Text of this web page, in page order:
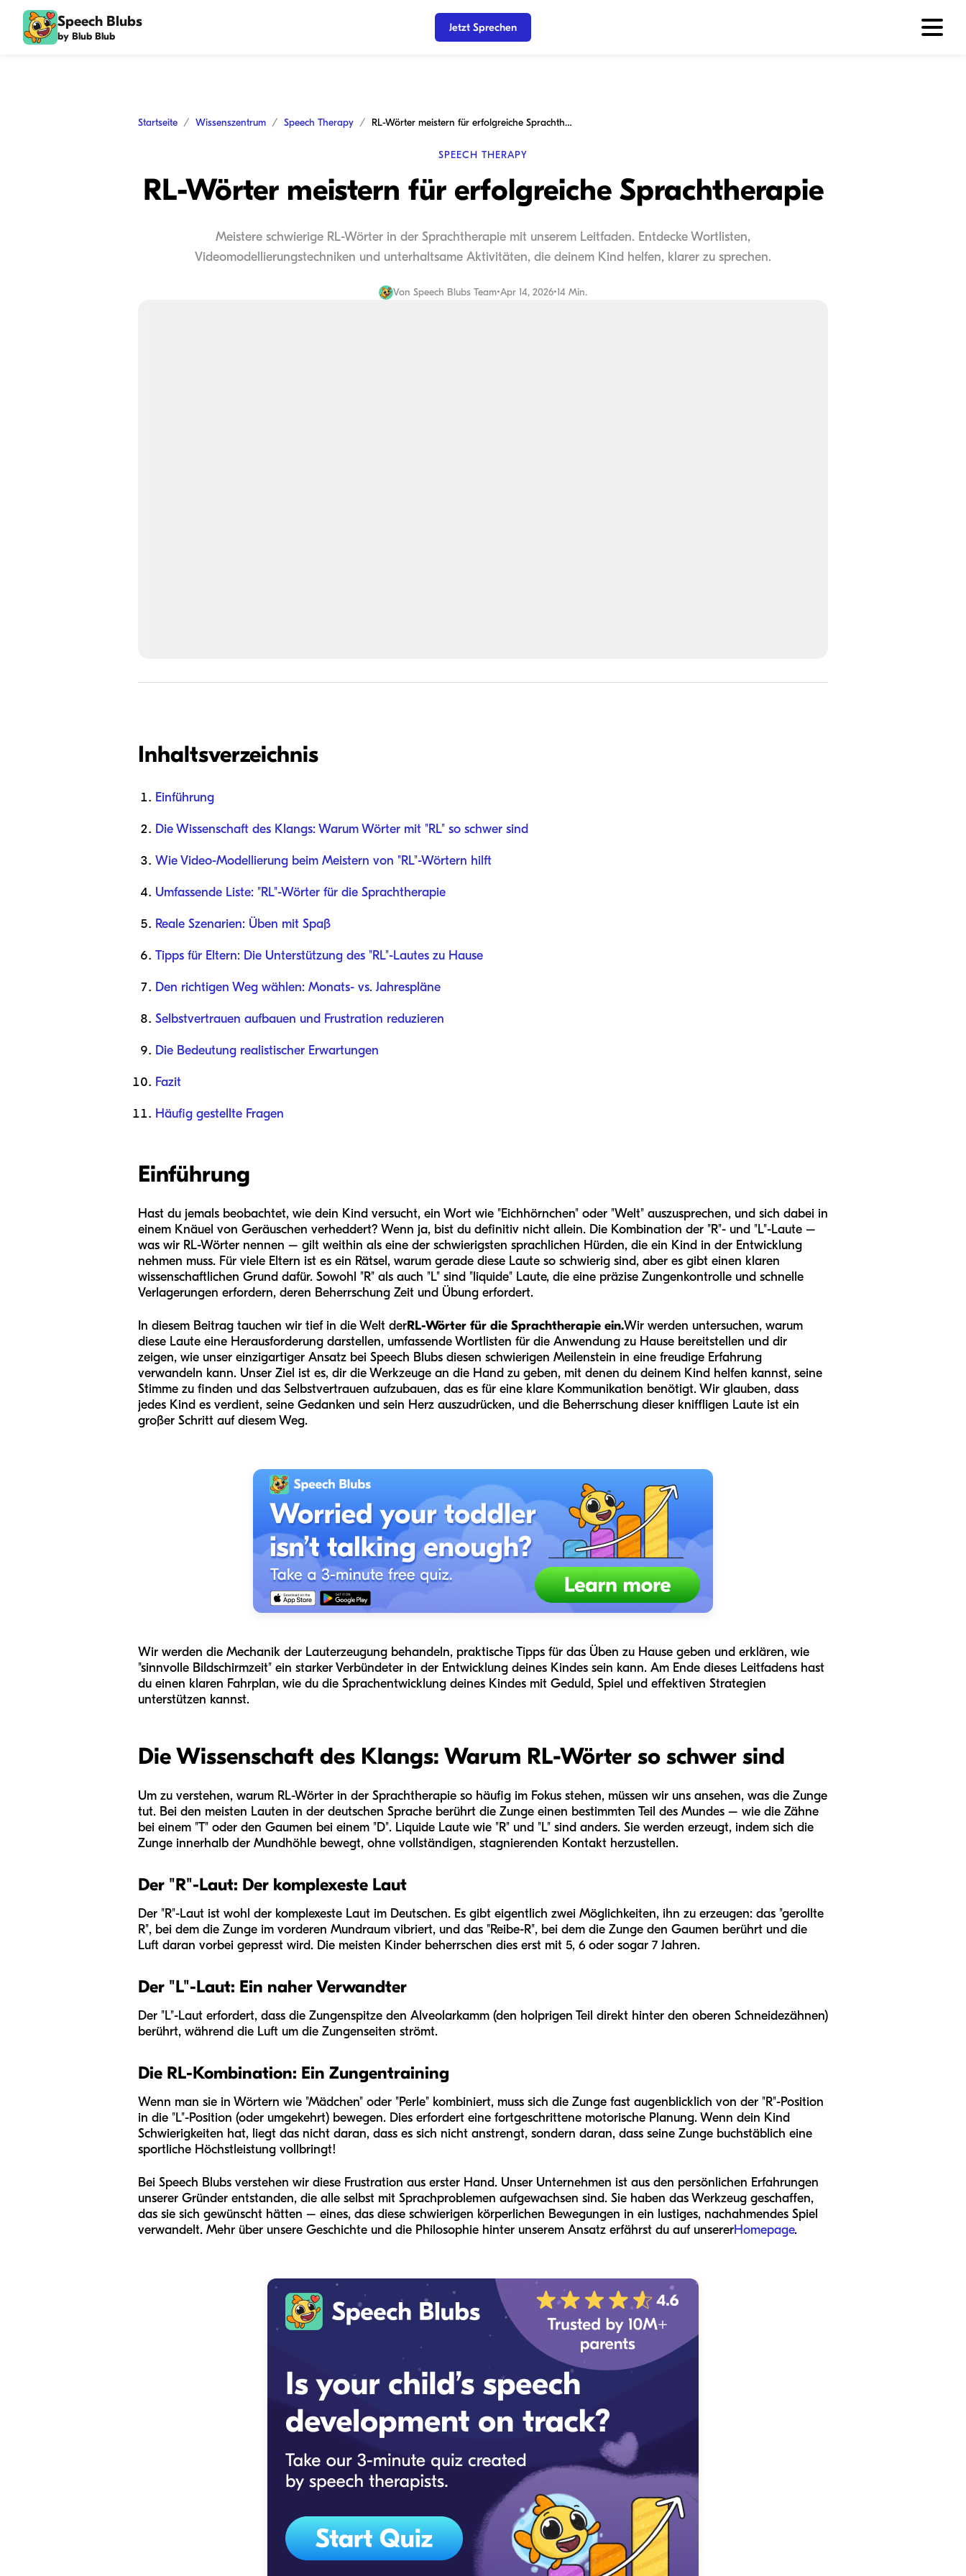
Speech Blubs
by Blub Blub
Jetzt Sprechen
Startseite Wissenszentrum Speech Therapy RL-Wörter meistern für erfolgreiche Sprachtherapie
SPEECH THERAPY
RL-Wörter meistern für erfolgreiche Sprachtherapie
Meistere schwierige RL-Wörter in der Sprachtherapie mit unserem Leitfaden. Entdecke Wortlisten,
Videomodellierungstechniken und unterhaltsame Aktivitäten, die deinem Kind helfen, klarer zu sprechen.
Von Speech Blubs Team•Apr 14, 2026•14 Min.
Inhaltsverzeichnis
Einführung
Die Wissenschaft des Klangs: Warum Wörter mit "RL" so schwer sind
Wie Video-Modellierung beim Meistern von "RL"-Wörtern hilft
Umfassende Liste: "RL"-Wörter für die Sprachtherapie
Reale Szenarien: Üben mit Spaß
Tipps für Eltern: Die Unterstützung des "RL"-Lautes zu Hause
Den richtigen Weg wählen: Monats- vs. Jahrespläne
Selbstvertrauen aufbauen und Frustration reduzieren
Die Bedeutung realistischer Erwartungen
Fazit
Häufig gestellte Fragen
Einführung
Hast du jemals beobachtet, wie dein Kind versucht, ein Wort wie "Eichhörnchen" oder "Welt" auszusprechen, und sich dabei in
einem Knäuel von Geräuschen verheddert? Wenn ja, bist du definitiv nicht allein. Die Kombination der "R"- und "L"-Laute –
was wir RL-Wörter nennen – gilt weithin als eine der schwierigsten sprachlichen Hürden, die ein Kind in der Entwicklung
nehmen muss. Für viele Eltern ist es ein Rätsel, warum gerade diese Laute so schwierig sind, aber es gibt einen klaren
wissenschaftlichen Grund dafür. Sowohl "R" als auch "L" sind "liquide" Laute, die eine präzise Zungenkontrolle und schnelle
Verlagerungen erfordern, deren Beherrschung Zeit und Übung erfordert.
In diesem Beitrag tauchen wir tief in die Welt derRL-Wörter für die Sprachtherapie ein.Wir werden untersuchen, warum
diese Laute eine Herausforderung darstellen, umfassende Wortlisten für die Anwendung zu Hause bereitstellen und dir
zeigen, wie unser einzigartiger Ansatz bei Speech Blubs diesen schwierigen Meilenstein in eine freudige Erfahrung
verwandeln kann. Unser Ziel ist es, dir die Werkzeuge an die Hand zu geben, mit denen du deinem Kind helfen kannst, seine
Stimme zu finden und das Selbstvertrauen aufzubauen, das es für eine klare Kommunikation benötigt. Wir glauben, dass
jedes Kind es verdient, seine Gedanken und sein Herz auszudrücken, und die Beherrschung dieser kniffligen Laute ist ein
großer Schritt auf diesem Weg.
Wir werden die Mechanik der Lauterzeugung behandeln, praktische Tipps für das Üben zu Hause geben und erklären, wie
"sinnvolle Bildschirmzeit" ein starker Verbündeter in der Entwicklung deines Kindes sein kann. Am Ende dieses Leitfadens hast
du einen klaren Fahrplan, wie du die Sprachentwicklung deines Kindes mit Geduld, Spiel und effektiven Strategien
unterstützen kannst.
Die Wissenschaft des Klangs: Warum RL-Wörter so schwer sind
Um zu verstehen, warum RL-Wörter in der Sprachtherapie so häufig im Fokus stehen, müssen wir uns ansehen, was die Zunge
tut. Bei den meisten Lauten in der deutschen Sprache berührt die Zunge einen bestimmten Teil des Mundes – wie die Zähne
bei einem "T" oder den Gaumen bei einem "D". Liquide Laute wie "R" und "L" sind anders. Sie werden erzeugt, indem sich die
Zunge innerhalb der Mundhöhle bewegt, ohne vollständigen, stagnierenden Kontakt herzustellen.
Der "R"-Laut: Der komplexeste Laut
Der "R"-Laut ist wohl der komplexeste Laut im Deutschen. Es gibt eigentlich zwei Möglichkeiten, ihn zu erzeugen: das "gerollte
R", bei dem die Zunge im vorderen Mundraum vibriert, und das "Reibe-R", bei dem die Zunge den Gaumen berührt und die
Luft daran vorbei gepresst wird. Die meisten Kinder beherrschen dies erst mit 5, 6 oder sogar 7 Jahren.
Der "L"-Laut: Ein naher Verwandter
Der "L"-Laut erfordert, dass die Zungenspitze den Alveolarkamm (den holprigen Teil direkt hinter den oberen Schneidezähnen)
berührt, während die Luft um die Zungenseiten strömt.
Die RL-Kombination: Ein Zungentraining
Wenn man sie in Wörtern wie "Mädchen" oder "Perle" kombiniert, muss sich die Zunge fast augenblicklich von der "R"-Position
in die "L"-Position (oder umgekehrt) bewegen. Dies erfordert eine fortgeschrittene motorische Planung. Wenn dein Kind
Schwierigkeiten hat, liegt das nicht daran, dass es sich nicht anstrengt, sondern daran, dass seine Zunge buchstäblich eine
sportliche Höchstleistung vollbringt!
Bei Speech Blubs verstehen wir diese Frustration aus erster Hand. Unser Unternehmen ist aus den persönlichen Erfahrungen
unserer Gründer entstanden, die alle selbst mit Sprachproblemen aufgewachsen sind. Sie haben das Werkzeug geschaffen,
das sie sich gewünscht hätten – eines, das diese schwierigen körperlichen Bewegungen in ein lustiges, nachahmendes Spiel
verwandelt. Mehr über unsere Geschichte und die Philosophie hinter unserem Ansatz erfährst du auf unsererHomepage.